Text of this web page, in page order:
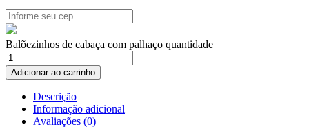
Balõezinhos de cabaça com palhaço quantidade
Adicionar ao carrinho
Descrição
Informação adicional
Avaliações (0)